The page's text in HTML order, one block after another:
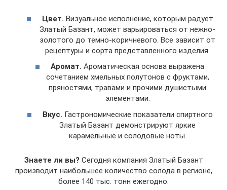
Цвет. Визуальное исполнение, которым радует
Златый Базант, может варьироваться от нежно-
золотого до темно-коричневого. Все зависит от
рецептуры и сорта представленного изделия.
Аромат. Ароматическая основа выражена
сочетанием хмельных полутонов с фруктами,
пряностями, травами и прочими душистыми
элементами.
Вкус. Гастрономические показатели спиртного
Златый Базант демонстрируют яркие
карамельные и солодовые ноты.
Знаете ли вы? Сегодня компания Златый Базант
производит наибольшее количество солода в регионе,
более 140 тыс. тонн ежегодно.